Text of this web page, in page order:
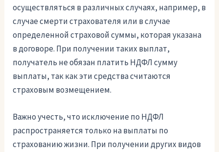
осуществляться в различных случаях, например, в
случае смерти страхователя или в случае
определенной страховой суммы, которая указана
в договоре. При получении таких выплат,
получатель не обязан платить НДФЛ сумму
выплаты, так как эти средства считаются
страховым возмещением.
Важно учесть, что исключение по НДФЛ
распространяется только на выплаты по
страхованию жизни. При получении других видов